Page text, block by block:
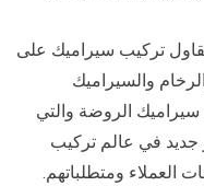
تركيب سيراميك على
والسيراميك
الروضة والتي
جديد في عالم تركيب
العملاء ومتطلباتهم.